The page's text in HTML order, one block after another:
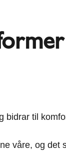
bidrar til
våre, og det